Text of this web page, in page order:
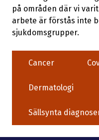
på områden där vi
arbete är förstås inte
sjukdomsgrupper.
Cancer
Dermatologi
Sällsynta